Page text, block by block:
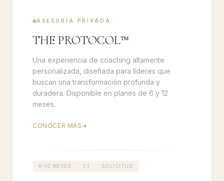
ASESORÍA PRIVADA
THE PROTOCOL™
Una experiencia de coaching altamente
personalizada, diseñada para líderes que
buscan una transformación profunda y
duradera. Disponible en planes de 6 y 12
meses.
CONOCER MÁS
6–12 MESES 1:1 SOLICITUD